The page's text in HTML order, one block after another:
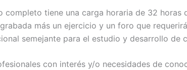
completo tiene una carga horaria de 32 horas
más un ejercicio y un foro que
semejante para el estudio y desarrollo de
con interés y/o necesidades de